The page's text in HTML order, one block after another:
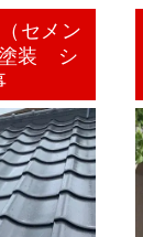
セメン
装 シ